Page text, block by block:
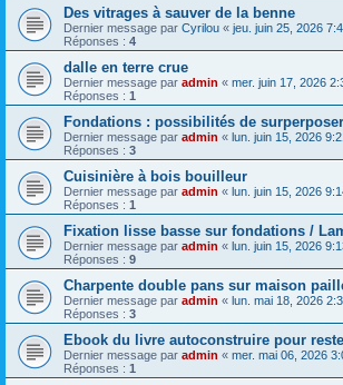
Des vitrages à sauver de la benne
Dernier message par Cyrilou « jeu. juin 25, 2026
Réponses : 4
dalle en terre crue
Dernier message par admin « mer. juin 17, 2026
Réponses : 1
Fondations : possibilités de
Dernier message par admin « lun. juin 15, 2026
Réponses : 3
Cuisinière à bois bouilleur
Dernier message par admin « lun. juin 15, 2026
Réponses : 1
Fixation lisse basse sur fondations /
Dernier message par admin « lun. juin 15, 2026
Réponses : 9
Charpente double pans sur maison
Dernier message par admin « lun. mai 18, 2026
Réponses : 3
Ebook du livre autoconstruire pour
Dernier message par admin « mer. mai 06, 2026
Réponses : 1